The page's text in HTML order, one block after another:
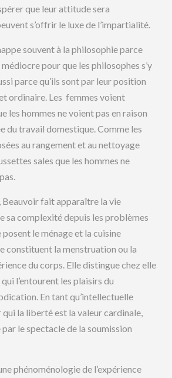
que leur attitude sera
s’offrir le luxe de l’impartialité.
souvent à la philosophie parce
pour que les philosophes s’y
parce qu’ils sont par leur position
ordinaire. Les femmes voient
les hommes ne voient pas en raison
du travail domestique. Comme les
au rangement et au nettoyage
sales que les hommes ne
Beauvoir fait apparaître la vie
sa complexité depuis les problèmes
le ménage et la cuisine
constituent la menstruation ou la
du corps. Elle distingue chez elle
l’entourent les plaisirs du
En tant qu’intellectuelle
la liberté est la valeur cardinale,
le spectacle de la soumission
phénoménologie de l’expérience